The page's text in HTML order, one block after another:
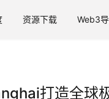
资源下载 Web3
打造全球